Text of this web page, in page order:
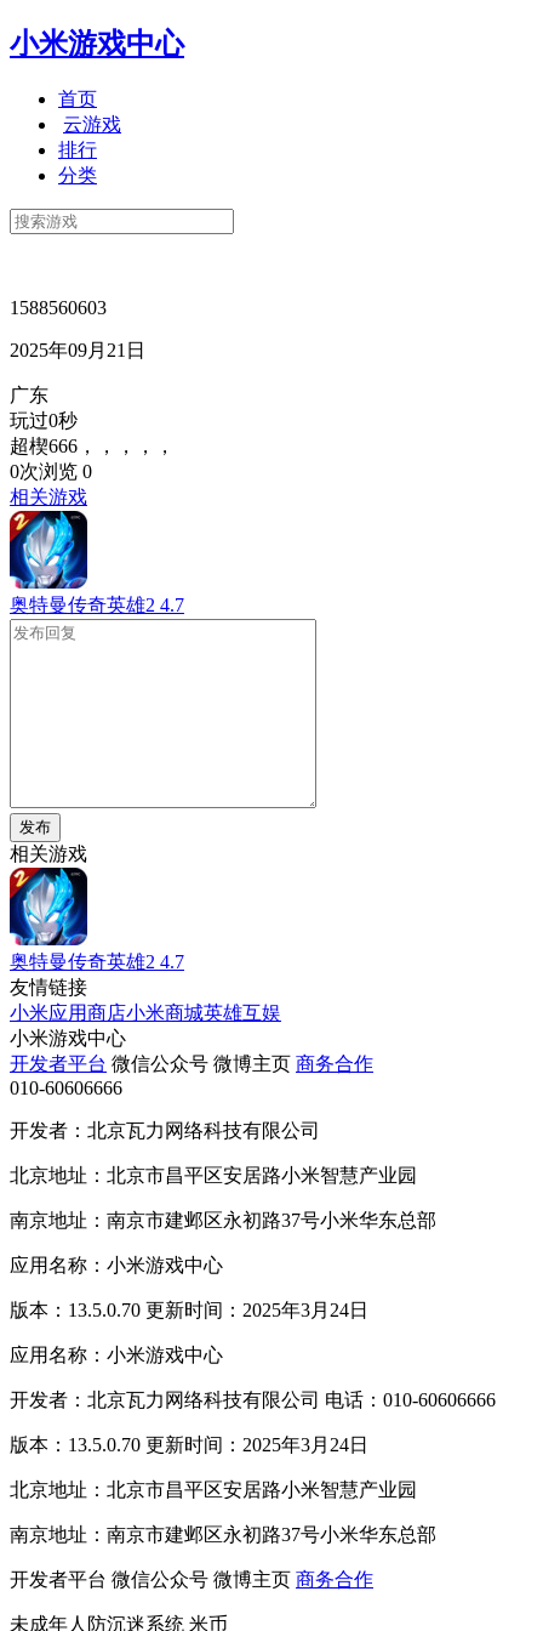
小米游戏中心
首页
云游戏
排行
分类
1588560603
2025年09月21日
广东
玩过0秒
超楔666，，，，，
0次浏览 0
相关游戏
奥特曼传奇英雄2 4.7
发布
相关游戏
奥特曼传奇英雄2 4.7
友情链接
小米应用商店小米商城英雄互娱
小米游戏中心
开发者平台 微信公众号 微博主页 商务合作
010-60606666
开发者：北京瓦力网络科技有限公司
北京地址：北京市昌平区安居路小米智慧产业园
南京地址：南京市建邺区永初路37号小米华东总部
应用名称：小米游戏中心
版本：13.5.0.70 更新时间：2025年3月24日
应用名称：小米游戏中心
开发者：北京瓦力网络科技有限公司 电话：010-60606666
版本：13.5.0.70 更新时间：2025年3月24日
北京地址：北京市昌平区安居路小米智慧产业园
南京地址：南京市建邺区永初路37号小米华东总部
开发者平台 微信公众号 微博主页 商务合作
未成年人防沉迷系统 米币